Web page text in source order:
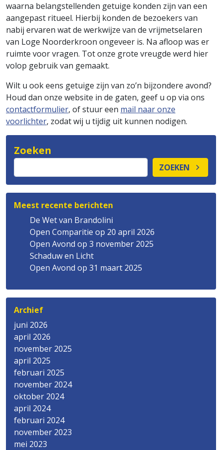
waarna belangstellenden getuige konden zijn van een
aangepast ritueel. Hierbij konden de bezoekers van
nabij ervaren wat de werkwijze van de vrijmetselaren
van Loge Noorderkroon ongeveer is. Na afloop was er
ruimte voor vragen. Tot onze grote vreugde werd hier
volop gebruik van gemaakt.
Wilt u ook eens getuige zijn van zo’n bijzondere avond?
Houd dan onze website in de gaten, geef u op via ons
contactformulier, of stuur een mail naar onze
voorlichter, zodat wij u tijdig uit kunnen nodigen.
Zoeken
ZOEKEN
Meest recente berichten
De Wet van Brandolini
Open Comparitie op 20 april 2026
Open Avond op 3 november 2025
Schaduw en Licht
Open Avond op 31 maart 2025
Archief
juni 2026
april 2026
november 2025
april 2025
februari 2025
november 2024
oktober 2024
april 2024
februari 2024
november 2023
mei 2023